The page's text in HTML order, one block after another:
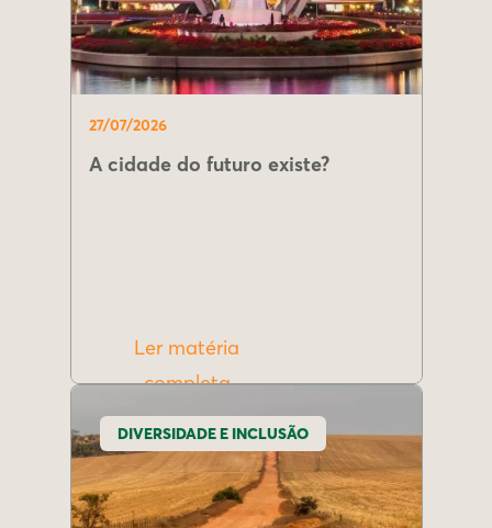
27/07/2026
A cidade do futuro existe?
Ler matéria
completa
DIVERSIDADE E INCLUSÃO